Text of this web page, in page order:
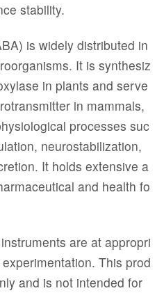
stability.
is widely distributed in
It is synthesiz
in plants and serve
in mammals,
processes suc
neurostabilization,
It holds extensive a
and health fo
are at appropri
This prod
and is not intended for